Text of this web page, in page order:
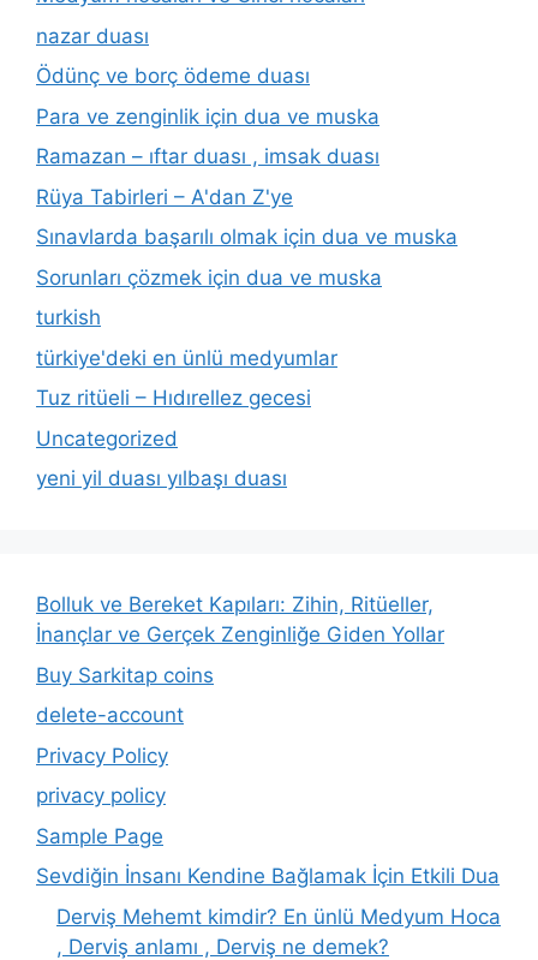
nazar duası
Ödünç ve borç ödeme duası
Para ve zenginlik için dua ve muska
Ramazan – ıftar duası , imsak duası
Rüya Tabirleri – A'dan Z'ye
Sınavlarda başarılı olmak için dua ve muska
Sorunları çözmek için dua ve muska
turkish
türkiye'deki en ünlü medyumlar
Tuz ritüeli – Hıdırellez gecesi
Uncategorized
yeni yil duası yılbaşı duası
Bolluk ve Bereket Kapıları: Zihin, Ritüeller,
İnançlar ve Gerçek Zenginliğe Giden Yollar
Buy Sarkitap coins
delete-account
Privacy Policy
privacy policy
Sample Page
Sevdiğin İnsanı Kendine Bağlamak İçin Etkili Dua
Derviş Mehemt kimdir? En ünlü Medyum Hoca
, Derviş anlamı , Derviş ne demek?